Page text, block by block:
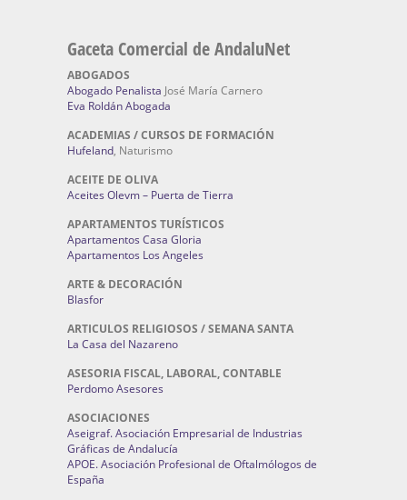
Gaceta Comercial de AndaluNet
ABOGADOS
Abogado Penalista José María Carnero
Eva Roldán Abogada
ACADEMIAS / CURSOS DE FORMACIÓN
Hufeland, Naturismo
ACEITE DE OLIVA
Aceites Olevm – Puerta de Tierra
APARTAMENTOS TURÍSTICOS
Apartamentos Casa Gloria
Apartamentos Los Angeles
ARTE & DECORACIÓN
Blasfor
ARTICULOS RELIGIOSOS / SEMANA SANTA
La Casa del Nazareno
ASESORIA FISCAL, LABORAL, CONTABLE
Perdomo Asesores
ASOCIACIONES
Aseigraf. Asociación Empresarial de Industrias
Gráficas de Andalucía
APOE. Asociación Profesional de Oftalmólogos de
España